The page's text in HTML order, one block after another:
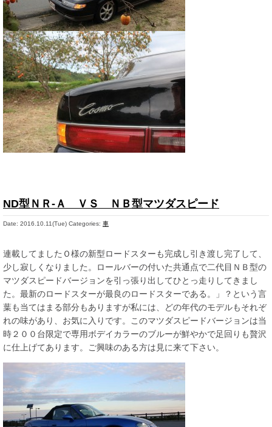
ND型ＮＲ-Ａ ＶＳ ＮＢ型マツダスピード
Date: 2016.10.11(Tue) Categories: 車
連載してましたＯ様の新型ロードスターも完成し引き渡し完了して、
少し寂しくなりました。ロールバーの付いた共通点で二代目ＮＢ型の
マツダスピードバージョンを引っ張り出してひとっ走りしてきまし
た。最新のロードスターが最良のロードスターである。」？という言
葉も当てはまる部分もありますが私には、どの年代のモデルもそれぞ
れの味があり、お気に入りです。このマツダスピードバージョンは当
時２００台限定で専用ボデイカラーのブルーが鮮やかで足回りも贅沢
に仕上げてあります。ご興味のある方は見に来て下さい。